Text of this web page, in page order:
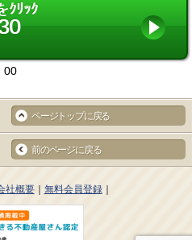
ｸﾘｯｸ
00
ページトップに戻る
前のページに戻る
社概要 無料会員登録